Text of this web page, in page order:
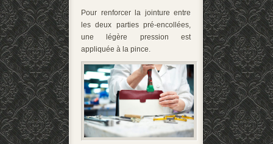
Pour renforcer la jointure entre
les deux parties pré-encollées,
une légère pression est
appliquée à la pince.